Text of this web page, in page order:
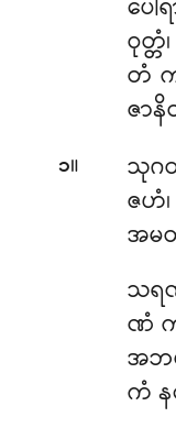
ပေ
ဝုတ္တံ၊
တံ
ဇာနိ
၁။
သုဂ
ဇဟံ၊
အမ
သရ
ဏံ
အဘ
ကံ န